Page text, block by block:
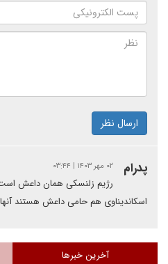
ارسال نظر
پدرام ۰۲ مهر ۱۴۰۳ | ۰۳:۴۴
رژیم زلنسکی همان داعش است
اسکاندیناوی هم حامی داعش هستند
آخرین خبرها